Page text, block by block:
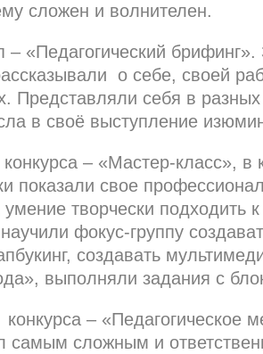
сложен и волнителен.
– «Педагогический брифинг».
о себе, своей
Представляли себя в
в своё выступление
конкурса – «Мастер-класс», в
показали свое
умение творчески подходить
фокус-группу
создавать
выполняли задания с
– «Педагогическое
самым сложным и